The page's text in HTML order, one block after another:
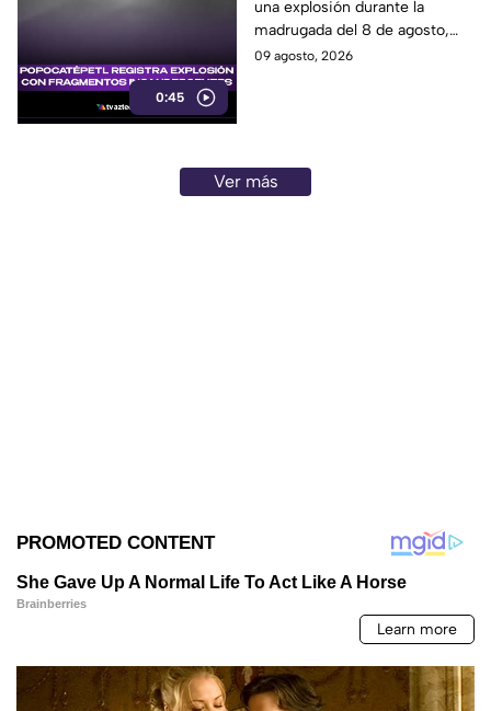
0:45
incandescentes
una explosión durante la
madrugada del 8 de agosto,
acompañada de fragmentos
09 agosto, 2026
Ver más